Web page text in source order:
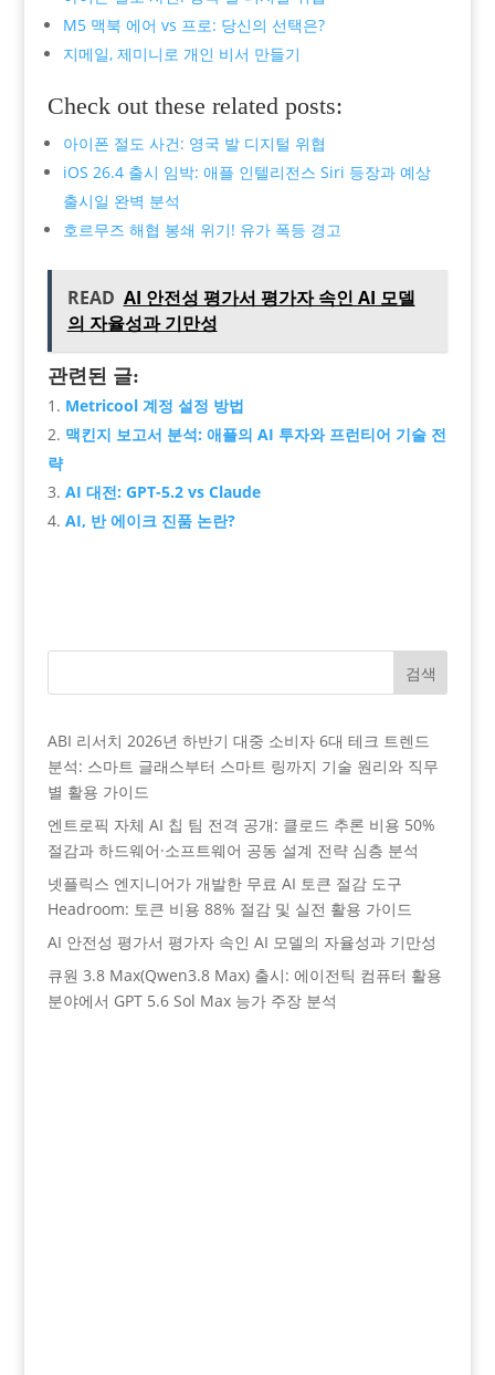
M5 맥북 에어 vs 프로: 당신의 선택은?
지메일, 제미니로 개인 비서 만들기
Check out these related posts:
아이폰 절도 사건: 영국 발 디지털 위협
iOS 26.4 출시 임박: 애플 인텔리전스 Siri 등장과 예상
출시일 완벽 분석
호르무즈 해협 봉쇄 위기! 유가 폭등 경고
READ AI 안전성 평가서 평가자 속인 AI 모델
의 자율성과 기만성
관련된 글:
Metricool 계정 설정 방법
맥킨지 보고서 분석: 애플의 AI 투자와 프런티어 기술 전
략
AI 대전: GPT-5.2 vs Claude
AI, 반 에이크 진품 논란?
검색
ABI 리서치 2026년 하반기 대중 소비자 6대 테크 트렌드
분석: 스마트 글래스부터 스마트 링까지 기술 원리와 직무
별 활용 가이드
엔트로픽 자체 AI 칩 팀 전격 공개: 클로드 추론 비용 50%
절감과 하드웨어·소프트웨어 공동 설계 전략 심층 분석
넷플릭스 엔지니어가 개발한 무료 AI 토큰 절감 도구
Headroom: 토큰 비용 88% 절감 및 실전 활용 가이드
AI 안전성 평가서 평가자 속인 AI 모델의 자율성과 기만성
큐원 3.8 Max(Qwen3.8 Max) 출시: 에이전틱 컴퓨터 활용
분야에서 GPT 5.6 Sol Max 능가 주장 분석